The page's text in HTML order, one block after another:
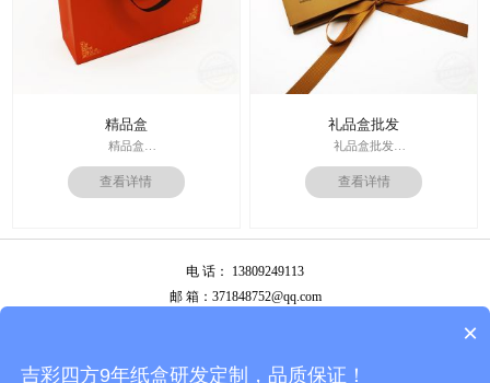
精品盒
精品盒
印刷技术： 专色印刷
面纸：特种纸
内材料：1500克灰板
其他辅料：EVA+绒布内托；绸带
周期：签订合同确认样板后7-15个工
查看详情
礼品盒批发
礼品盒批发
印刷技术： 专色印刷
面纸：特种纸
内材料：1500克灰板
价格：根据材质及工艺、数量报
周期：签订合同确认样板后7-15个工
查看详情
电 话： 13809249113
邮 箱：371848752@qq.com
×
吉彩四方9年纸盒研发定制，品质保证！